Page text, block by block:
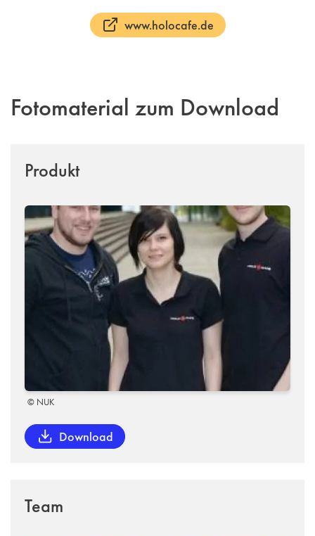
www.holocafe.de
Fotomaterial zum Download
Produkt
© NUK
Download
Team